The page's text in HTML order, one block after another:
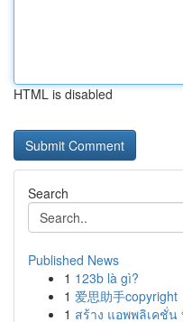
HTML is disabled
Search
Published News
1 123b là gì?
1 爱思助手copyright
1 สร้าง แอพพลิเคชั่